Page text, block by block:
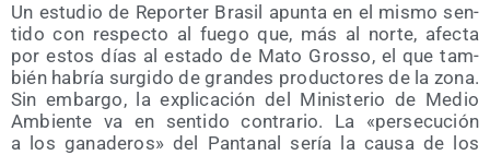
Un estu­dio de Repor­ter Bra­sil apun­ta en el mis­mo sen­
ti­do con res­pec­to al fue­go que, más al nor­te, afec­ta
por estos días al esta­do de Mato Gros­so, el que tam­
bién habría sur­gi­do de gran­des pro­duc­to­res de la zona.
Sin embar­go, la expli­ca­ción del Minis­te­rio de Medio
Ambien­te va en sen­ti­do con­tra­rio. La «per­se­cu­ción
a los gana­de­ros» del Pan­ta­nal sería la cau­sa de los